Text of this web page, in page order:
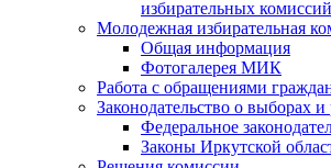
избирательных комиссий
Молодежная избирательная
Общая информация
Фотогалерея МИК
Работа с обращениями
Законодательство о выборах
Федеральное
Законы Иркутской